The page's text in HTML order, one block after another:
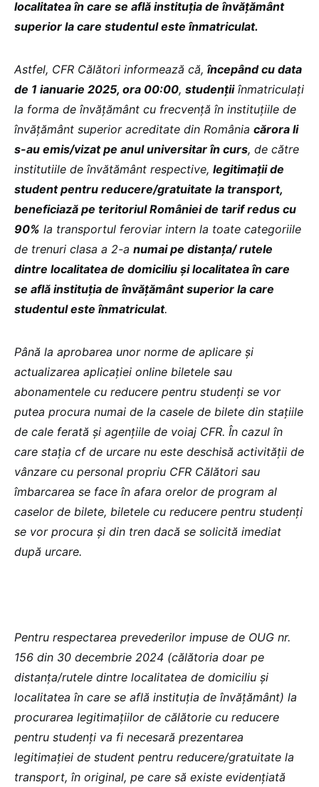
localitatea în care se află instituția de învățământ
superior la care studentul este înmatriculat.
Astfel, CFR Călători informează că, începând cu data
de 1 ianuarie 2025, ora 00:00, studențiiînmatriculaţi
la forma de învăţământ cu frecvenţă în instituţiile de
învăţământ superior acreditate din România cărora li
s-au emis/vizat pe anul universitar în curs, de către
institutiile de învătământ respective, legitimații de
student pentru reducere/gratuitate la transport,
beneficiază pe teritoriul României de tarif redus cu
90% la transportul feroviar intern la toate categoriile
de trenuri clasa a 2-a numai pe distanța/ rutele
dintre localitatea de domiciliu și localitatea în care
se află instituția de învățământ superior la care
studentul este înmatriculat.
Până la aprobarea unor norme de aplicare și
actualizarea aplicației online biletele sau
abonamentele cu reducere pentru studenți se vor
putea procura numai de la casele de bilete din stațiile
de cale ferată și agențiile de voiaj CFR. În cazul în
care stația cf de urcare nu este deschisă activității de
vânzare cu personal propriu CFR Călători sau
îmbarcarea se face în afara orelor de program al
caselor de bilete, biletele cu reducere pentru studenți
se vor procura și din tren dacă se solicită imediat
după urcare.
Pentru respectarea prevederilor impuse de OUG nr.
156 din 30 decembrie 2024 (călătoria doar pe
distanța/rutele dintre localitatea de domiciliu şi
localitatea în care se află instituția de învățământ) la
procurarea legitimațiilor de călătorie cu reducere
pentru studenți va fi necesară prezentarea
legitimației de student pentru reducere/gratuitate la
transport, în original, pe care să existe evidențiată